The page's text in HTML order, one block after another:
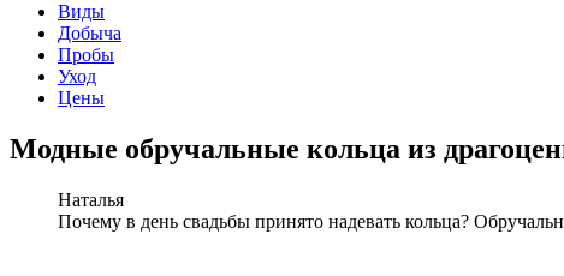
Виды
Добыча
Пробы
Уход
Цены
Модные обручальные кольца из
Наталья
Почему в день свадьбы принято надевать кольца?